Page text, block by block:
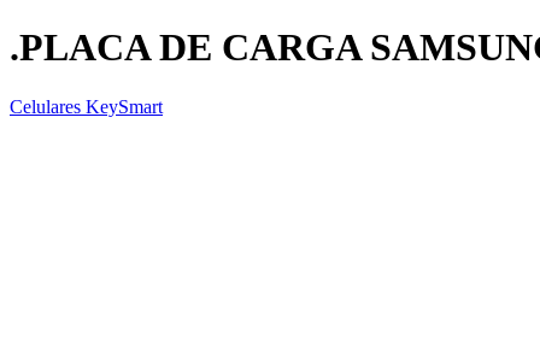
.PLACA DE CARGA
Celulares KeySmart